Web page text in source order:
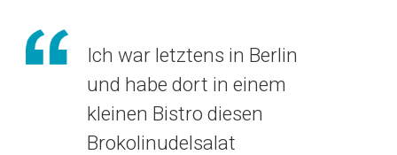
Ich war letztens in Berlin
und habe dort in einem
kleinen Bistro diesen
Brokolinudelsalat